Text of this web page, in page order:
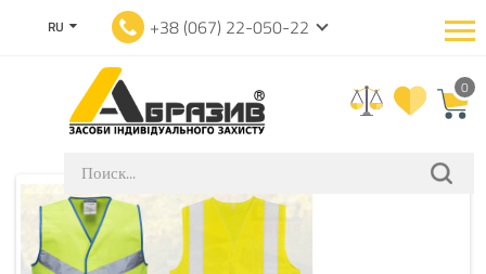
RU +38 (067) 22-050-22
0